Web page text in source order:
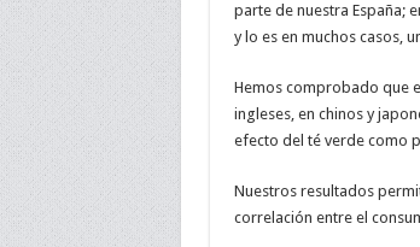
parte de nuestra España;
y lo es en muchos casos,
Hemos comprobado que
ingleses, en chinos y
efecto del té verde como
Nuestros resultados
correlación entre el